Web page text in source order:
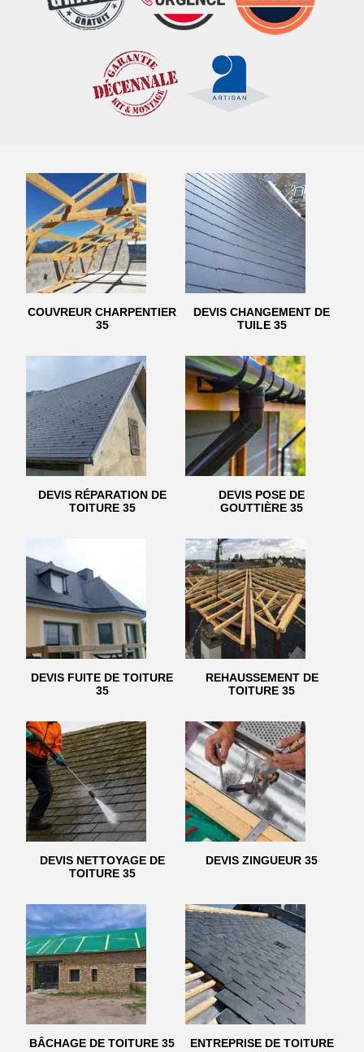
COUVREUR CHARPENTIER
35
DEVIS CHANGEMENT DE
TUILE 35
DEVIS RÉPARATION DE
TOITURE 35
DEVIS POSE DE
GOUTTIÈRE 35
DEVIS FUITE DE TOITURE
35
REHAUSSEMENT DE
TOITURE 35
DEVIS NETTOYAGE DE
TOITURE 35
DEVIS ZINGUEUR 35
BÂCHAGE DE TOITURE 35
ENTREPRISE DE TOITURE